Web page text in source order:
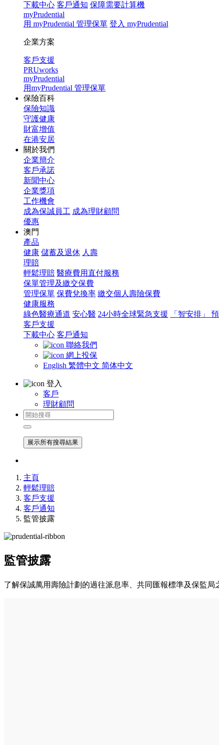
下載中心 客戶通知 保障需要計算機
myPrudential
用 myPrudential 管理保單 登入 myPrudential
企業方案
客戶支援
PRUworks
myPrudential
用myPrudential 管理保單
保險百科
保險知識
守護健康
財富增值
在港安居
關於我們
企業簡介
客戶承諾
新聞中心
企業獎項
工作機會
成為保誠員工 成為理財顧問
優惠
澳門
產品
健康 儲蓄及退休 人壽
理賠
輕鬆理賠 醫療費用直付服務
保單管理及繳交保費
管理保單 保費兌換率 繳交個人壽險保費
健康服務
綠色醫療通道 安心醫 24小時全球緊急支援
「智安排」
客戶支援
下載中心 客戶通知
聯絡我們
網上投保
English 繁體中文 简体中文
登入
客戶
理財顧問
展示所有搜尋結果
主頁
輕鬆理賠
客戶支援
客戶通知
監管披露
監管披露
了解保誠萬用壽險計劃的過往派息率、共同匯報標準及保監局